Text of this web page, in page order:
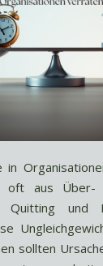
oft aus Über-
Quitting und
sollten